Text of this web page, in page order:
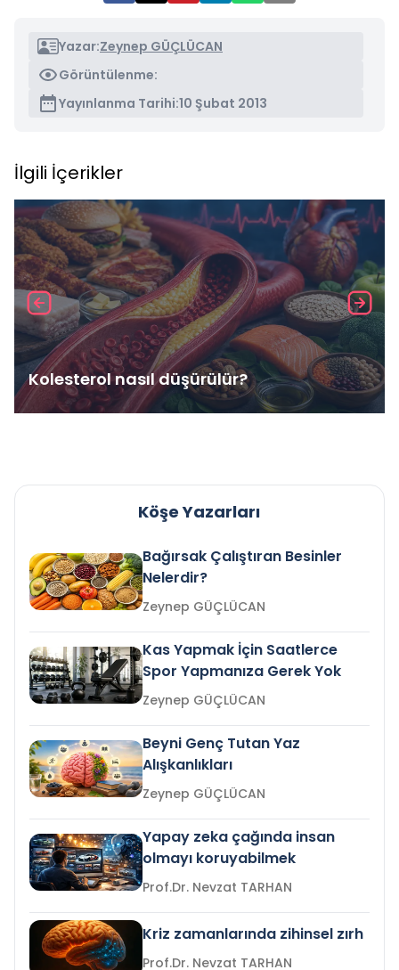
Yazar:Zeynep GÜÇLÜCAN
Görüntülenme:
Yayınlanma Tarihi:10 Şubat 2013
İlgili İçerikler
Kolesterol nasıl düşürülür?
Köşe Yazarları
Bağırsak Çalıştıran Besinler
Nelerdir?
Zeynep GÜÇLÜCAN
Kas Yapmak İçin Saatlerce
Spor Yapmanıza Gerek Yok
Zeynep GÜÇLÜCAN
Beyni Genç Tutan Yaz
Alışkanlıkları
Zeynep GÜÇLÜCAN
Yapay zeka çağında insan
olmayı koruyabilmek
Prof.Dr. Nevzat TARHAN
Kriz zamanlarında zihinsel zırh
Prof.Dr. Nevzat TARHAN